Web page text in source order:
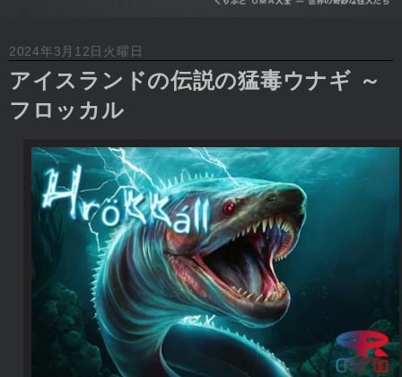
2024年3月12日火曜日
アイスランドの伝説の猛毒ウナギ ～
フロッカル